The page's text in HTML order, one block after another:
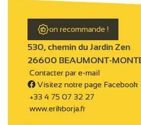
on recommande !
530, chemin du Jardin Zen
26600 BEAUMONT-
Contacter par e-mail
Visitez notre page Facebook
+33 4 75 07 32 27
www.erikborja.fr